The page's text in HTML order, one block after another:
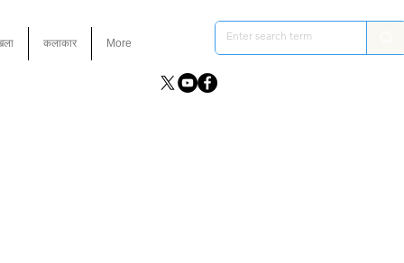
कलाकार More